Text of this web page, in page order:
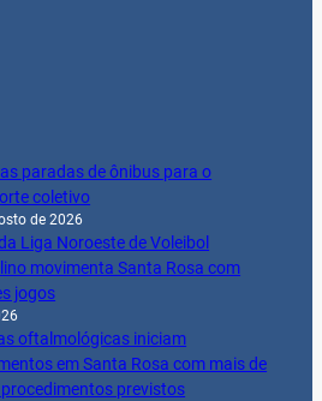
paradas de ônibus para o
coletivo
de 2026
Liga Noroeste de Voleibol
movimenta Santa Rosa com
jogos
oftalmológicas iniciam
em Santa Rosa com mais de
procedimentos previstos